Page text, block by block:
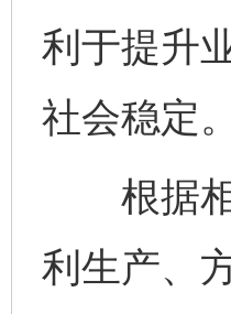
利于提升
社会稳定。
根据相
利生产、